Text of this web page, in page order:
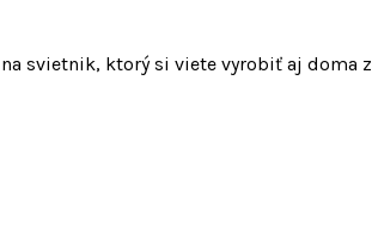
svietnik, ktorý si viete vyrobiť aj doma z